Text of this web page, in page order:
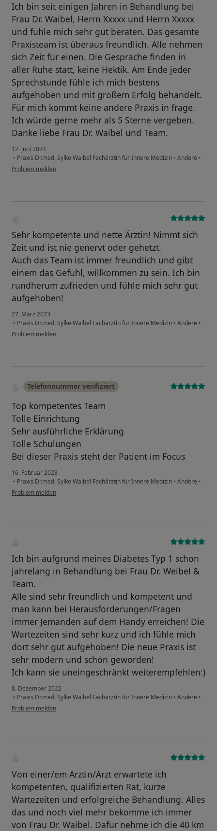
Ich bin seit einigen Jahren in Behandlung bei
Frau Dr. Waibel, Herrn Xxxxx und Herrn Xxxxx
und fühle mich sehr gut beraten. Das gesamte
Praxisteam ist überaus freundlich. Alle nehmen
sich Zeit für einen. Die Gespräche finden in
aller Ruhe statt, keine Hektik. Am Ende jeder
Sprechstunde fühle ich mich bestens
aufgehoben und mit großem Erfolg behandelt.
Für mich kommt keine andere Praxis in frage.
Ich würde gerne mehr als 5 Sterne vergeben.
Danke liebe Frau Dr. Waibel und Team.
12. Juni 2024
• Praxis Dr.med. Sylke Waibel Fachärztin für Innere Medizin • Andere •
Problem melden
Sehr kompetente und nette Ärztin! Nimmt sich
Zeit und ist nie genervt oder gehetzt.
Auch das Team ist immer freundlich und gibt
einem das Gefühl, willkommen zu sein. Ich bin
rundherum zufrieden und fühle mich sehr gut
aufgehoben!
27. März 2023
• Praxis Dr.med. Sylke Waibel Fachärztin für Innere Medizin • Andere •
Problem melden
Telefonnummer verifiziert
Top kompetentes Team
Tolle Einrichtung
Sehr ausführliche Erklärung
Tolle Schulungen
Bei dieser Praxis steht der Patient im Focus
16. Februar 2023
• Praxis Dr.med. Sylke Waibel Fachärztin für Innere Medizin • Andere •
Problem melden
Ich bin aufgrund meines Diabetes Typ 1 schon
jahrelang in Behandlung bei Frau Dr. Weibel &
Team.
Alle sind sehr freundlich und kompetent und
man kann bei Herausforderungen/Fragen
immer Jemanden auf dem Handy erreichen! Die
Wartezeiten sind sehr kurz und ich fühle mich
dort sehr gut aufgehoben! Die neue Praxis ist
sehr modern und schön geworden!
Ich kann sie uneingeschränkt weiterempfehlen:)
8. Dezember 2022
• Praxis Dr.med. Sylke Waibel Fachärztin für Innere Medizin • Andere •
Problem melden
Von einer/em Ärztin/Arzt erwartete ich
kompetenten, qualifizierten Rat, kurze
Wartezeiten und erfolgreiche Behandlung. Alles
das und noch viel mehr bekomme ich immer
von Frau Dr. Waibel. Dafür nehme ich die 40 km